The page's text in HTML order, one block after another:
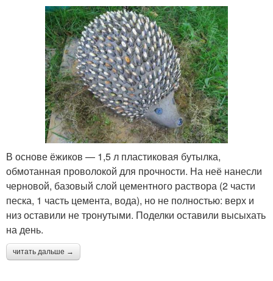
В основе ёжиков — 1,5 л пластиковая бутылка,
обмотанная проволокой для прочности. На неё нанесли
черновой, базовый слой цементного раствора (2 части
песка, 1 часть цемента, вода), но не полностью: верх и
низ оставили не тронутыми. Поделки оставили высыхать
на день.
читать дальше →